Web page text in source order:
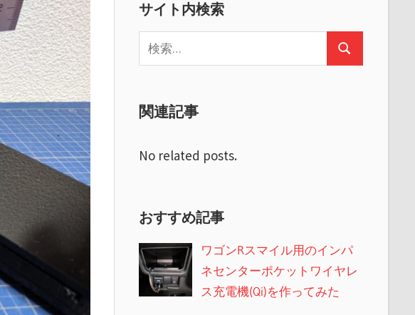
サイト内検索
索:
検
関連記事
No related posts.
おすすめ記事
ワゴンRスマイル用のインパ
ネセンターポケットワイヤレ
ス充電機(Qi)を作ってみた